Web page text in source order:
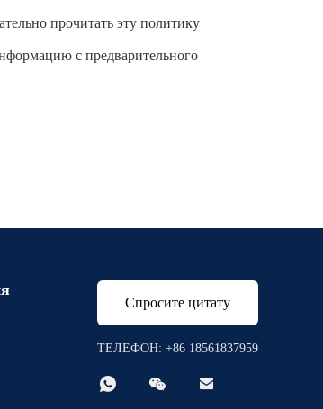
прочитать эту политику
с предварительного
Спросите цитату
ТЕЛЕФОН: +86 18561837959
  